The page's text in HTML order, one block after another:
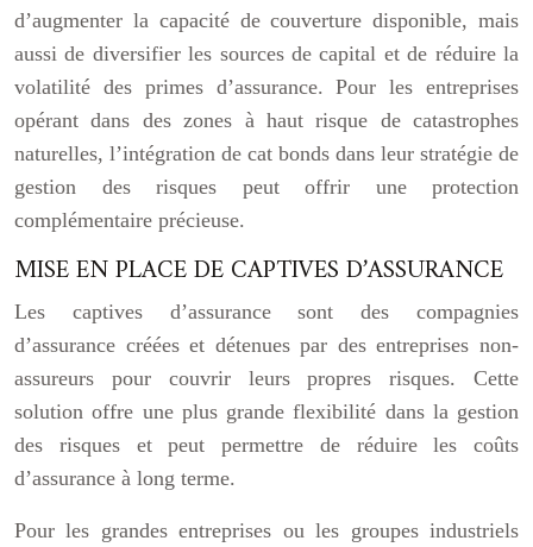
d’augmenter la capacité de couverture disponible, mais
aussi de diversifier les sources de capital et de réduire la
volatilité des primes d’assurance. Pour les entreprises
opérant dans des zones à haut risque de catastrophes
naturelles, l’intégration de cat bonds dans leur stratégie de
gestion des risques peut offrir une protection
complémentaire précieuse.
MISE EN PLACE DE CAPTIVES D’ASSURANCE
Les captives d’assurance sont des compagnies
d’assurance créées et détenues par des entreprises non-
assureurs pour couvrir leurs propres risques. Cette
solution offre une plus grande flexibilité dans la gestion
des risques et peut permettre de réduire les coûts
d’assurance à long terme.
Pour les grandes entreprises ou les groupes industriels